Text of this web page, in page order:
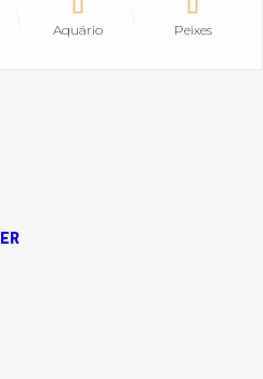
Aquário Peixes